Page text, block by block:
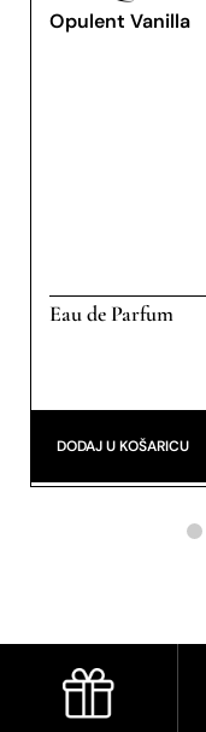
Opulent Vanilla
Eau de Parfum
DODAJ U KOŠARICU